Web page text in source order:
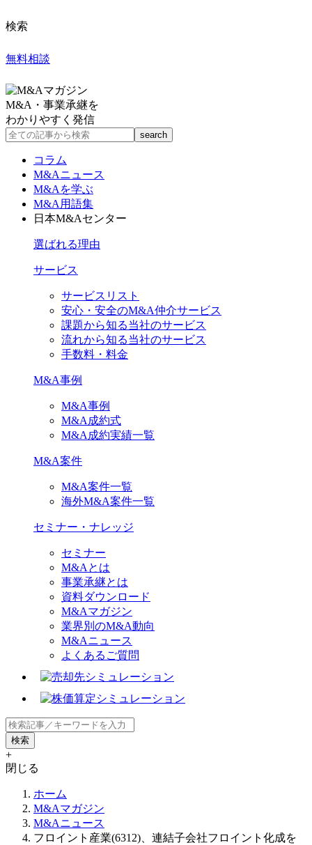
検索
無料相談
M&A・事業承継を
わかりやすく発信
コラム
M&Aニュース
M&Aを学ぶ
M&A用語集
日本M&Aセンター
選ばれる理由
サービス
サービスリスト
安心・安全のM&A仲介サービス
課題から知る当社のサービス
流れから知る当社のサービス
手数料・料金
M&A事例
M&A事例
M&A成約式
M&A成約実績一覧
M&A案件
M&A案件一覧
海外M&A案件一覧
セミナー・ナレッジ
セミナー
M&Aとは
事業承継とは
資料ダウンロード
M&Aマガジン
業界別のM&A動向
M&Aニュース
よくあるご質問
+
閉じる
ホーム
M&Aマガジン
M&Aニュース
フロイント産業(6312)、連結子会社フロイント化成を